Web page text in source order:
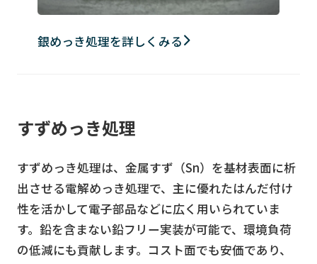
銀めっき処理を詳しくみる
すずめっき処理
すずめっき処理は、金属すず（Sn）を基材表面に析
出させる電解めっき処理で、主に優れたはんだ付け
性を活かして電子部品などに広く用いられていま
す。鉛を含まない鉛フリー実装が可能で、環境負荷
の低減にも貢献します。コスト面でも安価であり、